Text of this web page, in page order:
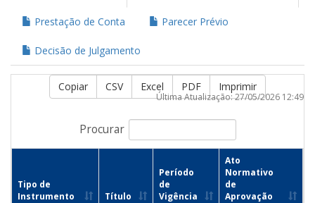
Prestação de Conta Parecer Prévio
Decisão de Julgamento
Copiar CSV Excel PDF Imprimir
Procurar
Última Atualização: 27/05/2026 12:49
Tipo de
Instrumento
Título
Período
de
Vigência
Ato
Normativo
de
Aprovação